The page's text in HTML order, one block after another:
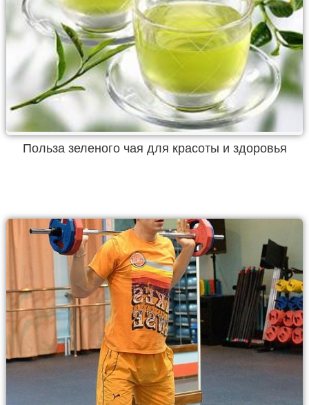
Польза зеленого чая для красоты и здоровья